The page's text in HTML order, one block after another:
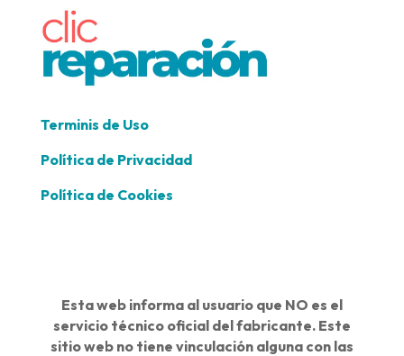
Terminis de Uso
Política de Privacidad
Política de Cookies
Esta web informa al usuario que NO es el
servicio técnico oficial del fabricante. Este
sitio web no tiene vinculación alguna con las